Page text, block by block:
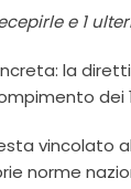
e 1
la
dei
vincolato
norme